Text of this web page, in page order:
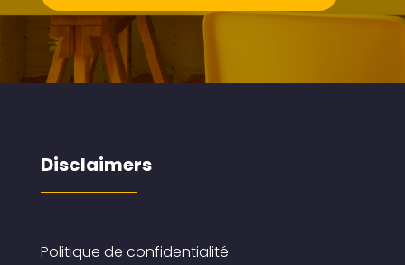
Disclaimers
Politique de confidentialité